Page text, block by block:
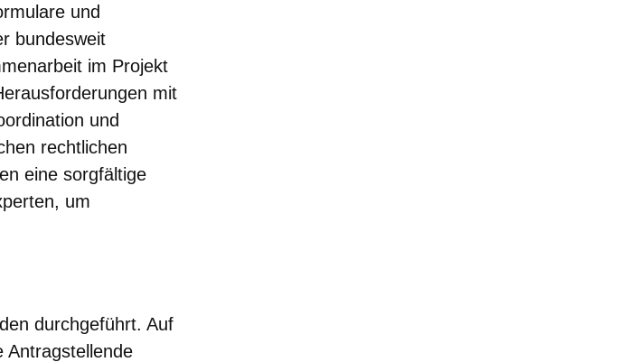
und
bundesweit
im Projekt
mit
und
rechtlichen
eine sorgfältige
um
durchgeführt. Auf
Antragstellende